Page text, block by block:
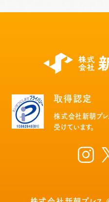
取得認定
株式会社新朝プレ
受けています。